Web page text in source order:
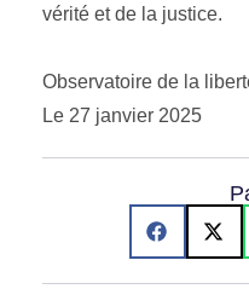
vérité et de la justice.
Observatoire de la
Le 27 janvier 2025